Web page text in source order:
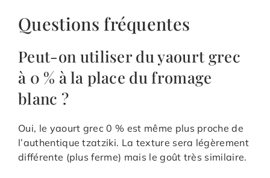
Questions fréquentes
Peut-on utiliser du yaourt grec
à 0 % à la place du fromage
blanc ?
Oui, le yaourt grec 0 % est même plus proche de
l’authentique tzatziki. La texture sera légèrement
différente (plus ferme) mais le goût très similaire.